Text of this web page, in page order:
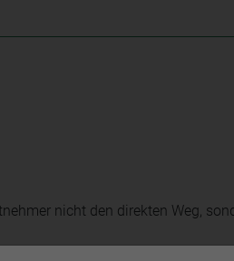
nicht den direkten Weg,